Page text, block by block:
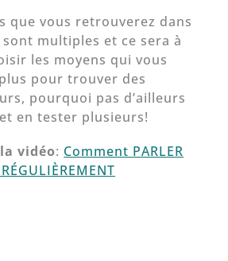
que vous retrouverez dans
multiples et ce sera à
les moyens qui vous
pour trouver des
pourquoi pas d’ailleurs
en tester plusieurs!
la vidéo: Comment PARLER